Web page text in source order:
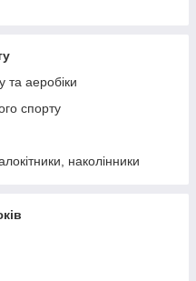
та аеробіки
спорту
наколінники